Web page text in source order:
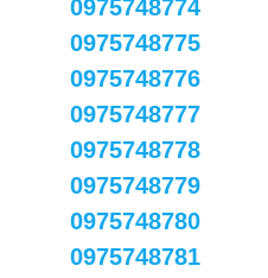
0975748774
0975748775
0975748776
0975748777
0975748778
0975748779
0975748780
0975748781